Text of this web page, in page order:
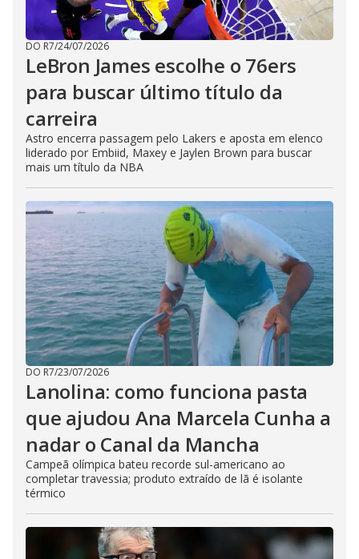
DO R7/24/07/2026
LeBron James escolhe o 76ers
para buscar último título da
carreira
Astro encerra passagem pelo Lakers e aposta em elenco
liderado por Embiid, Maxey e Jaylen Brown para buscar
mais um título da NBA
DO R7/23/07/2026
Lanolina: como funciona pasta
que ajudou Ana Marcela Cunha a
nadar o Canal da Mancha
Campeã olímpica bateu recorde sul-americano ao
completar travessia; produto extraído de lã é isolante
térmico